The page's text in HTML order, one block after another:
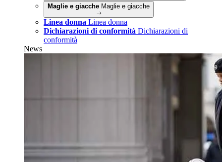
Maglie e giacche Maglie e giacche
Linea donna Linea donna
Dichiarazioni di conformità Dichiarazioni di
conformità
News